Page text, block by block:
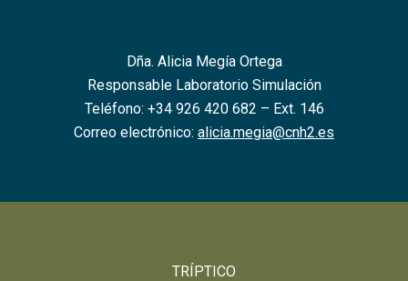
Dña. Alicia Megía Ortega
Responsable Laboratorio Simulación
Teléfono: +34 926 420 682 – Ext. 146
Correo electrónico: alicia.megia@cnh2.es
TRÍPTICO